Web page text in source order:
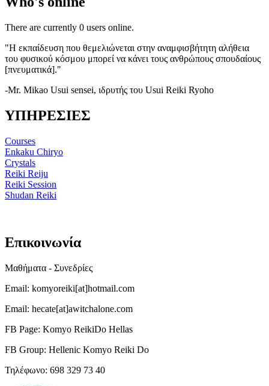
There are currently 0 users online.
"Η εκπαίδευση που θεμελιώνεται στην αναμφισβήτητη αλήθεια
του φυσικού κόσμου μπορεί να κάνει τους ανθρώπους σπουδαίους
[πνευματικά]."
-Mr. Mikao Usui sensei, ιδρυτής του Usui Reiki Ryoho
ΥΠΗΡΕΣΙΕΣ
Courses
Enkaku Chiryo
Crystals
Reiki Reiju
Reiki Session
Shudan Reiki
Επικοινωνία
Μαθήματα - Συνεδρίες
Email: komyoreiki[at]hotmail.com
Email: hecate[at]awitchalone.com
FB Page: Komyo ReikiDo Hellas
FB Group: Hellenic Komyo Reiki Do
Τηλέφωνο: 698 329 73 40